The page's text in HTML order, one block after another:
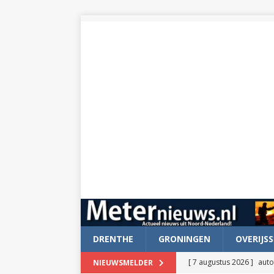
DRENTHE GRONINGEN
NIEUWSMELDER [ 7 augustus 2026 ]